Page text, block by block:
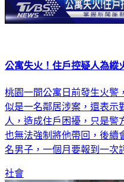
公寓失火！住戶控疑人為
桃園一間公寓日前發生火警
似是一名鄰居涉案，還表示
人，造成住戶困擾，只是警
也無法強制將他帶回，後續
名男子，一個月要報到一次
社會